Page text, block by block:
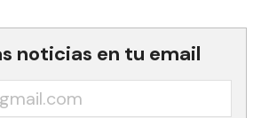
noticias en tu email